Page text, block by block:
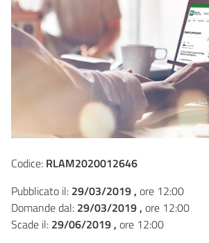
Codice: RLAM2020012646
Pubblicato il: 29/03/2019 , ore 12:00
Domande dal: 29/03/2019 , ore 12:00
Scade il: 29/06/2019 , ore 12:00